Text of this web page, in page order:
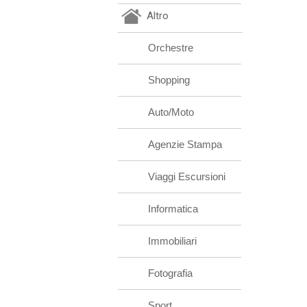
Altro
Orchestre
Shopping
Auto/Moto
Agenzie Stampa
Viaggi Escursioni
Informatica
Immobiliari
Fotografia